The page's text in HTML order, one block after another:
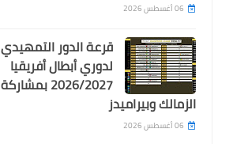
اخبار خفيفة
رسالة تحذيرية من ممدوح
عباس للاعبي وجماهير الزمالك
بعد تصدر الدوري
06 أغسطس 2026
قرعة الدور التمهيدي
لدوري أبطال أفريقيا
2026/2027 بمشاركة
الزمالك وبيراميدز
06 أغسطس 2026